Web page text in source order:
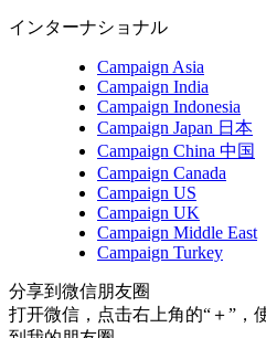
インターナショナル
Campaign Asia
Campaign India
Campaign Indonesia
Campaign Japan 日本
Campaign China 中国
Campaign Canada
Campaign US
Campaign UK
Campaign Middle East
Campaign Turkey
分享到微信朋友圈
打开微信，点击右上角的“＋”，